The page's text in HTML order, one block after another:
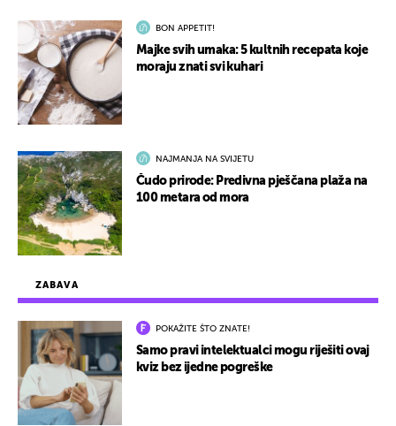
ZABAVA
POKAŽITE ŠTO ZNATE!
Samo pravi intelektualci mogu riješiti ovaj
kviz bez ijedne pogreške
BON APPETIT!
Majke svih umaka: 5 kultnih recepata koje
moraju znati svi kuhari
NAJMANJA NA SVIJETU
Čudo prirode: Predivna pješčana plaža na
100 metara od mora